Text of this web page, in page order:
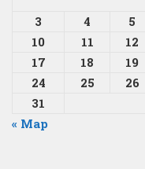
3
4 5
10
11 12
17
18 19
24
25 26
31
« Мар